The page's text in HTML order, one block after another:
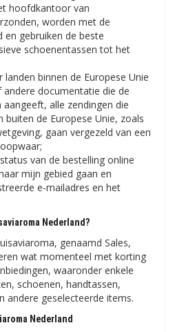
hoofdkantoor van
worden met de
gebruiken de beste
schoenentassen tot het
binnen de Europese Unie
documentatie die de
alle zendingen die
de Europese Unie, zoals
gaan vergezeld van een
van de bestelling online
mijn gebied gaan en
e-mailadres en het
Nederland?
genaamd Sales,
wat momenteel met korting
waaronder enkele
schoenen, handtassen,
andere geselecteerde items.
Nederland